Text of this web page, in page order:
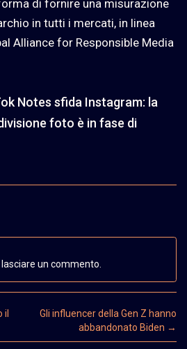
di fornire una misurazione
in tutti i mercati, in linea
Alliance for Responsible Media
Notes sfida Instagram: la
foto è in fase di
un commento.
il
Gli influencer della Gen Z hanno
abbandonato Biden →